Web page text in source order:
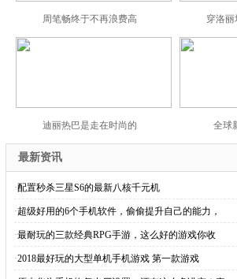
周笔畅终于不再浪费高 穿洛
迪丽热巴是走在时尚的 全球
最新资讯
·配置秒杀三星S6的最新八核千元机
·超级好用的6个手机软件，偷偷提升自己的能力，
·最耐玩的三款经典RPG手游，这么好的游戏你收
·2018最好玩的大型单机手机游戏 第一款游戏